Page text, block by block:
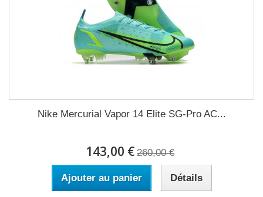
Nike Mercurial Vapor 14 Elite SG-Pro AC...
143,00 € 260,00 €
Ajouter au panier Détails